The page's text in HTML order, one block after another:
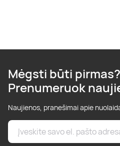
Mėgsti būti pirmas?
Prenumeruok
Naujienos, pranešimai apie